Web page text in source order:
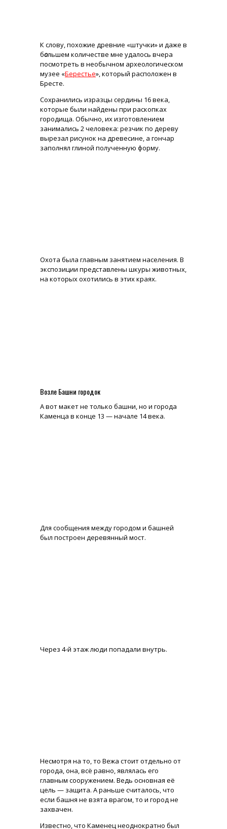
К слову, похожие древние «штучки» и даже в
большем количестве мне удалось вчера
посмотреть в необычном археологическом
музее «Берестье», который расположен в
Бресте.
Сохранились изразцы сердины 16 века,
которые были найдены при раскопках
городища. Обычно, их изготовлением
занимались 2 человека: резчик по дереву
вырезал рисунок на древесине, а гончар
заполнял глиной полученную форму.
Охота была главным занятием населения. В
экспозиции представлены шкуры животных,
на которых охотились в этих краях.
Возле Башни городок
А вот макет не только башни, но и города
Каменца в конце 13 — начале 14 века.
Для сообщения между городом и башней
был построен деревянный мост.
Через 4-й этаж люди попадали внутрь.
Несмотря на то, то Вежа стоит отдельно от
города, она, всё равно, являлась его
главным сооружением. Ведь основная её
цель — защита. А раньше считалось, что
если башня не взята врагом, то и город не
захвачен.
Известно, что Каменец неоднократно был